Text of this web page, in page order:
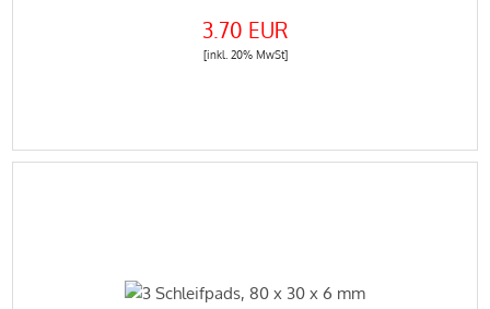
3.70 EUR
[inkl. 20% MwSt]